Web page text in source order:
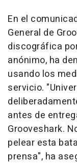
En el
General de
discográfica
anónimo, ha
usando los
servicio.
antes de
Grooveshark.
pelear esta
prensa", ha